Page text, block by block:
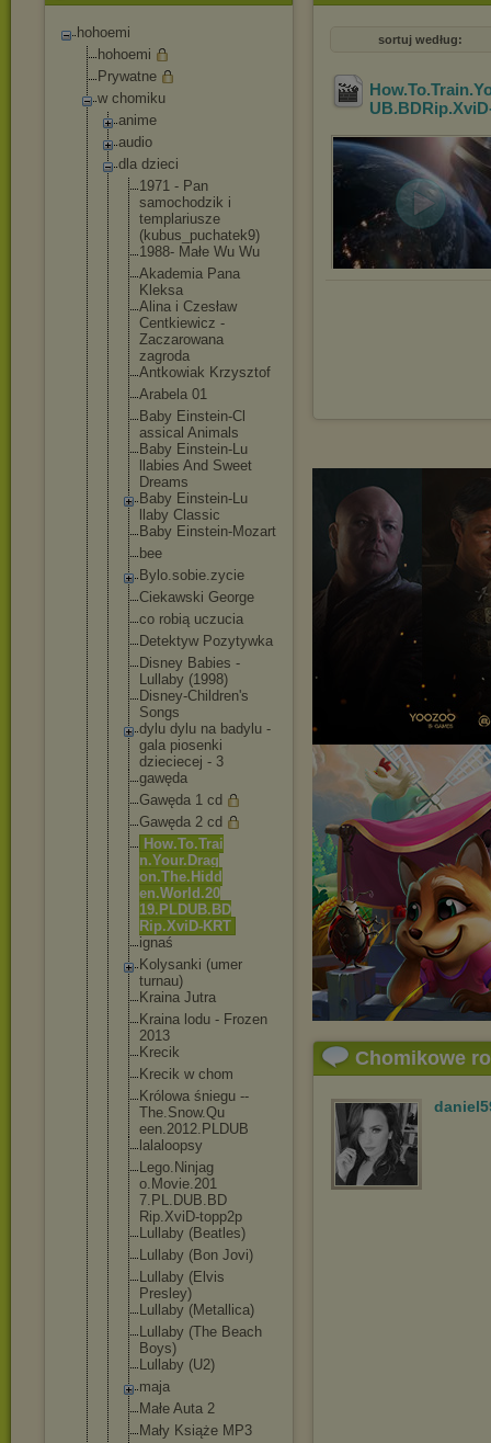
hohoemi
hohoemi
Prywatne
w chomiku
anime
audio
dla dzieci
1971 - Pan
samochodzik i
templariusze
(kubus_puchatek9)
1988- Małe Wu Wu
Akademia Pana
Kleksa
Alina i Czesław
Centkiewicz -
Zaczarowana
zagroda
Antkowiak Krzysztof
Arabela 01
Baby Einstein-Cl
assical Animals
Baby Einstein-Lu
llabies And Sweet
Dreams
Baby Einstein-Lu
llaby Classic
Baby Einstein-Mozart
bee
Bylo.sobie.zycie
Ciekawski George
co robią uczucia
Detektyw Pozytywka
Disney Babies -
Lullaby (1998)
Disney-Chil dren's
Songs
dylu dylu na badylu -
gala piosenki
dzieciecej - 3
gawęda
Gawęda 1 cd
Gawęda 2 cd
How.To.Trai
n.Your.Drag
on.The.Hidd
en.World.20
19.PLDUB.BD
Rip.XviD-KRT
ignaś
Kolysanki (umer
turnau)
Kraina Jutra
Kraina lodu - Frozen
2013
Krecik
Krecik w chom
Królowa śniegu --
The.Snow.Qu
een.2012.PLDUB
lalaloopsy
Lego.Ninjag
o.Movie.201
7.PL.DUB.BD
Rip.XviD-topp2p
Lullaby (Beatles)
Lullaby (Bon Jovi)
Lullaby (Elvis
Presley)
Lullaby (Metallica)
Lullaby (The Beach
Boys)
Lullaby (U2)
maja
Małe Auta 2
Mały Książe MP3
sortuj według:
Chomikowe